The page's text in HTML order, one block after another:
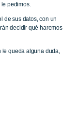
pedimos.
de sus datos, con un
decidir qué haremos
le queda alguna duda,